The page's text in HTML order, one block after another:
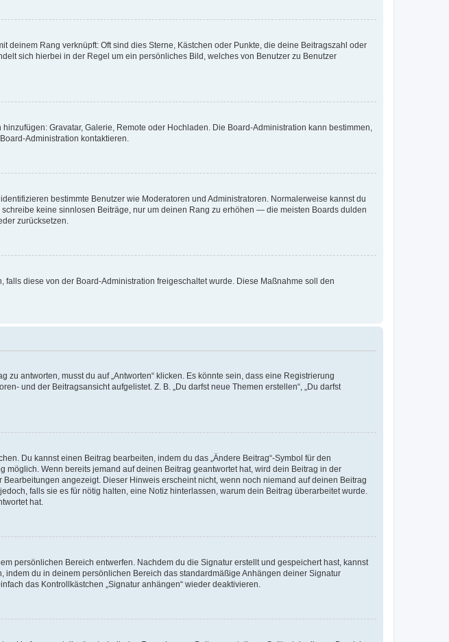
Rang verknüpft: Oft sind dies Sterne, Kästchen oder Punkte, die deine Beitragszahl oder
sich hierbei in der Regel um ein persönliches Bild, welches von Benutzer zu Benutzer
Gravatar, Galerie, Remote oder Hochladen. Die Board-Administration kann bestimmen,
Administration kontaktieren.
bestimmte Benutzer wie Moderatoren und Administratoren. Normalerweise kannst du
keine sinnlosen Beiträge, nur um deinen Rang zu erhöhen — die meisten Boards dulden
zurücksetzen.
diese von der Board-Administration freigeschaltet wurde. Diese Maßnahme soll den
antworten, musst du auf „Antworten“ klicken. Es könnte sein, dass eine Registrierung
und der Beitragsansicht aufgelistet. Z. B. „Du darfst neue Themen erstellen“, „Du darfst
Du kannst einen Beitrag bearbeiten, indem du das „Ändere Beitrag“-Symbol für den
Wenn bereits jemand auf deinen Beitrag geantwortet hat, wird dein Beitrag in der
angezeigt. Dieser Hinweis erscheint nicht, wenn noch niemand auf deinen Beitrag
falls sie es für nötig halten, eine Notiz hinterlassen, warum dein Beitrag überarbeitet wurde.
hat.
persönlichen Bereich entwerfen. Nachdem du die Signatur erstellt und gespeichert hast, kannst
du in deinem persönlichen Bereich das standardmäßige Anhängen deiner Signatur
das Kontrollkästchen „Signatur anhängen“ wieder deaktivieren.